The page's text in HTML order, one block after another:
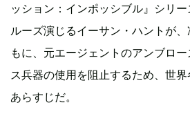
ッション：インポッシブル』シリ
ルーズ演じるイーサン・ハントが
もに、元エージェントのアンブロ
ス兵器の使用を阻止するため、世
あらすじだ。